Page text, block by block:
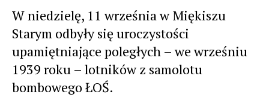
W niedzielę, 11 września w Miękiszu
Starym odbyły się uroczystości
upamiętniające poległych – we wrześniu
1939 roku – lotników z samolotu
bombowego ŁOŚ.